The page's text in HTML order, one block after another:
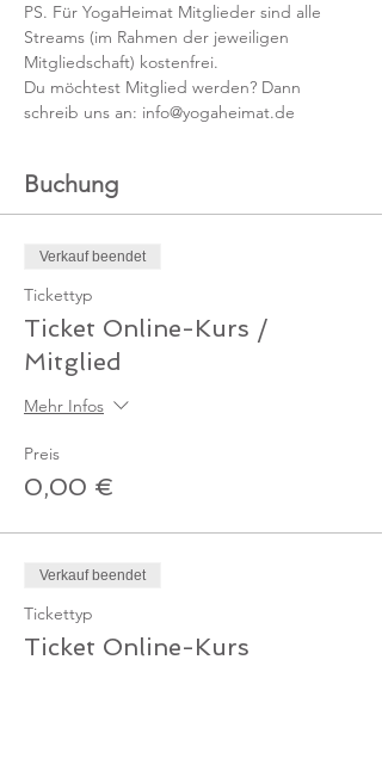
PS. Für YogaHeimat Mitglieder sind alle
Streams (im Rahmen der jeweiligen
Mitgliedschaft) kostenfrei.
Du möchtest Mitglied werden? Dann
schreib uns an: info@yogaheimat.de
Buchung
Verkauf beendet
Tickettyp
Ticket Online-Kurs /
Mitglied
Mehr Infos
Preis
0,00 €
Verkauf beendet
Tickettyp
Ticket Online-Kurs